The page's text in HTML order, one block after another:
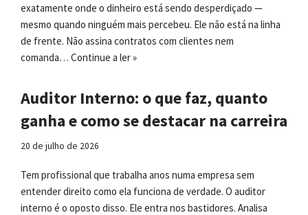
exatamente onde o dinheiro está sendo desperdiçado —
mesmo quando ninguém mais percebeu. Ele não está na linha
de frente. Não assina contratos com clientes nem
comanda… Continue a ler »
Auditor Interno: o que faz, quanto
ganha e como se destacar na carreira
20 de julho de 2026
Tem profissional que trabalha anos numa empresa sem
entender direito como ela funciona de verdade. O auditor
interno é o oposto disso. Ele entra nos bastidores. Analisa